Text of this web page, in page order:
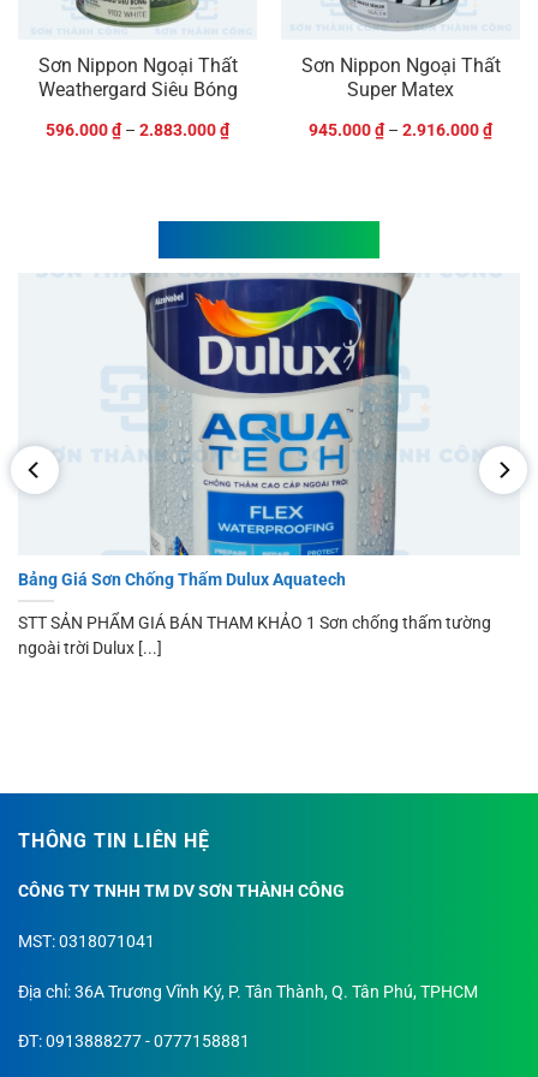
Sơn Nippon Ngoại Thất
Weathergard Siêu Bóng
596.000₫– 2.883.000₫
Sơn Nippon Ngoại Thất
Super Matex
945.000₫– 2.916.000₫
Bảng Giá Sơn Chống Thấm Dulux Aquatech
STT SẢN PHẨM GIÁ BÁN THAM KHẢO 1 Sơn chống thấm tường
ngoài trời Dulux [...]
THÔNG TIN LIÊN HỆ
CÔNG TY TNHH TM DV SƠN THÀNH CÔNG
MST: 0318071041
Địa chỉ: 36A Trương Vĩnh Ký, P. Tân Thành, Q. Tân Phú, TPHCM
ĐT: 0913888277 - 0777158881